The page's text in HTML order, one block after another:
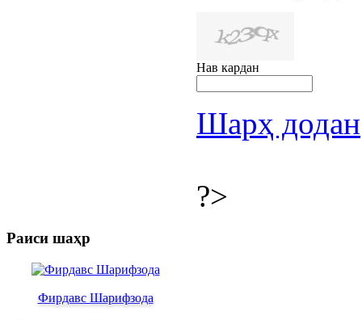
Нав кардан
Шарҳ додан
?>
Раиси шаҳр
Фирдавс Шарифзода